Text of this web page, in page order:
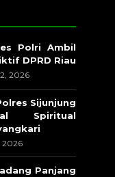
Polri Ambil
DPRD Riau
2026
Sijunjung
Spiritual
2026
Panjang